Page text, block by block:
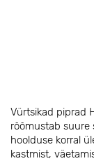
Vürtsikad piprad
rõõmustab suure
hoolduse korral
kastmist,